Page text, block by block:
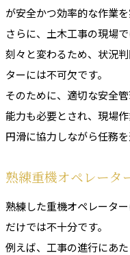
が安全かつ効率的な作業を
さらに、土木工事の現場
刻々と変わるため、状況
ターには不可欠です。
そのために、適切な安全
能力も必要とされ、現場
円滑に協力しながら任務
熟練重機オペレータ
熟練した重機オペレータ
だけでは不十分です。
例えば、工事の進行にあ